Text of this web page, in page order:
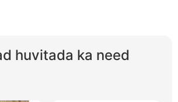
huvitada ka need